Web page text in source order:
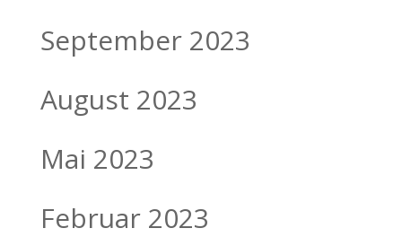
September 2023
August 2023
Mai 2023
Februar 2023